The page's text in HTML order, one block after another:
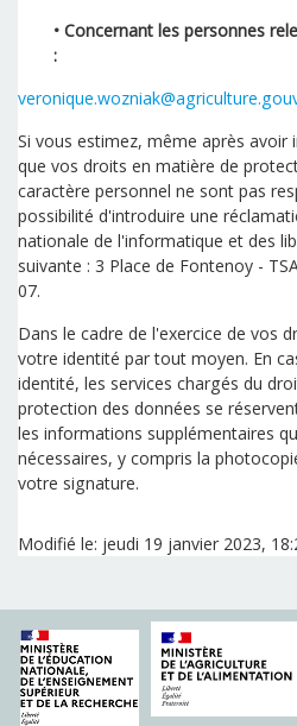
• Concernant les personnes
:
Si vous estimez, même après
que vos droits en matière de
caractère personnel ne sont pas
possibilité d'introduire une
nationale de l'informatique et des
suivante : 3 Place de Fontenoy -
07.
Dans le cadre de l'exercice de vos
votre identité par tout moyen. En
identité, les services chargés du
protection des données se
les informations supplémentaires
nécessaires, y compris la
votre signature.
Modifié le: jeudi 19 janvier 2023,